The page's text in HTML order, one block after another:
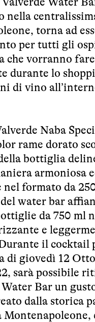
nella
torna ad
per tutti gli
che vorranno
durante lo
di vino
Naba
rame dorato
bottiglia
armoniosa
formato da
water bar
da 750 ml
e
il cocktail
di giovedì 12
sarà possibile
Bar un
dalla storica
Montenapoleone,